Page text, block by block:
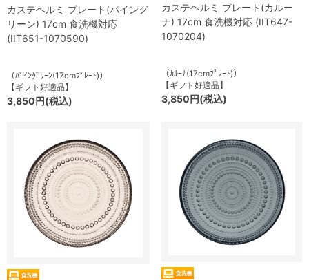
カステヘルミ プレート(パイング
リーン) 17cm 食洗機対応
(IIT651-1070590)
（ﾊﾟｲﾝｸﾞﾘｰﾝ(17cmﾌﾟﾚｰﾄ)）
【ギフト好適品】
3,850円(税込)
カステヘルミ プレート(カルー
ナ) 17cm 食洗機対応 (IIT647-
1070204)
（ｶﾙｰﾅ(17cmﾌﾟﾚｰﾄ)）
【ギフト好適品】
3,850円(税込)